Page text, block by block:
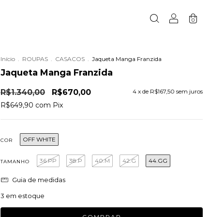
0
Início ROUPAS CASACOS Jaqueta Manga Franzida
Jaqueta Manga Franzida
R$1.340,00 R$670,00 4 x de R$167,50 sem juros
R$649,90 com Pix
COR OFF WHITE
TAMANHO 36.PP 38.P 40.M 42.G 44.GG
Guia de medidas
3 em estoque